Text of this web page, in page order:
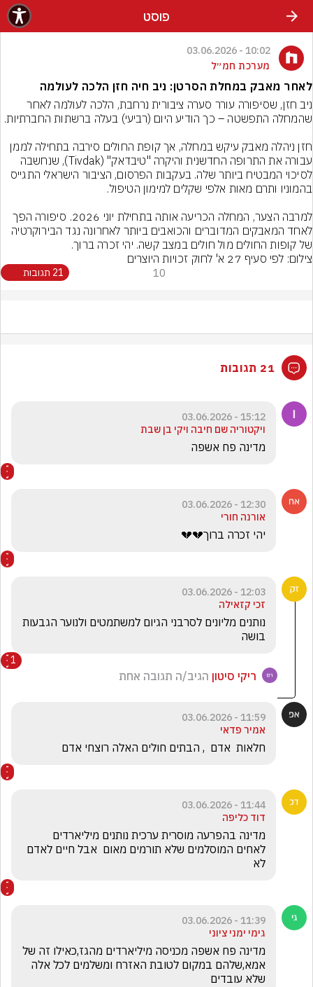
פוסט
10:02 - 03.06.2026
מערכת חמ״ל
לאחר מאבק במחלת הסרטן: ניב חיה חזן הלכה לעולמה
ניב חזן, שסיפורה עורר סערה ציבורית נרחבת, הלכה לעולמה לאחר
למרבה הצער, המחלה הכריעה אותה בתחילת יוני 2026. סיפורה הפך
של קופות החולים מול חולים במצב קשה. יהי זכרה ברוך.
צילום: לפי סעיף 27 א' לחוק זכויות היוצרים
10 21 תגובות
21 תגובות
15:12 - 03.06.2026
ויקטוריה שם חיבה ויקי בן שבת
מדינה פח אשפה
12:30 - 03.06.2026
אורנה חורי
יהי זכרה ברוך💔💔
12:03 - 03.06.2026
זכי קזאילה
בושה
1
ריקי סיטון הגיב/ה תגובה אחת
11:59 - 03.06.2026
אמיר פדאי
חלאות  אדם  , הבתים חולים האלה רוצחי אדם
11:44 - 03.06.2026
דוד כליפה
לא
11:39 - 03.06.2026
גימי ימני ציוני
שלא עובדים